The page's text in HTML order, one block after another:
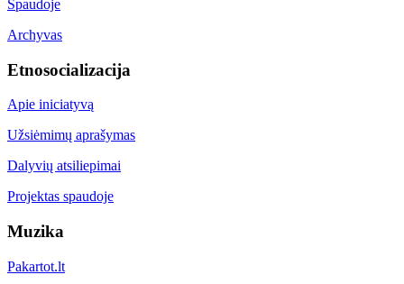
Spaudoje
Archyvas
Etnosocializacija
Apie iniciatyvą
Užsiėmimų aprašymas
Dalyvių atsiliepimai
Projektas spaudoje
Muzika
Pakartot.lt